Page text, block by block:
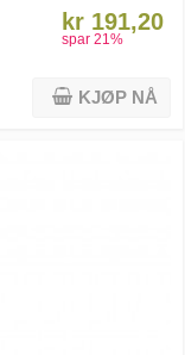
kr 191,20
spar 21 %
KJØP NÅ